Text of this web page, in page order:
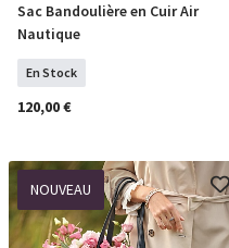
COMMANDER
Sac Bandoulière en Cuir Air
Nautique
En Stock
120,00 €
NOUVEAU